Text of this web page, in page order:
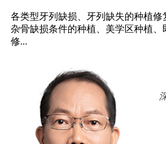
各类型牙列缺损、牙列缺失的种植修
杂骨缺损条件的种植、美学区种植、
修...